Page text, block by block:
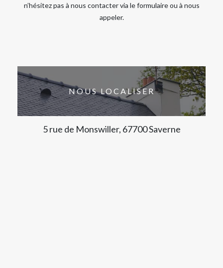
n’hésitez pas à nous contacter via le formulaire ou à nous
appeler.
NOUS LOCALISER
5 rue de Monswiller, 67700 Saverne